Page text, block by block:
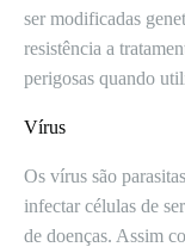
ser modificadas
resistência a
perigosas quando
Vírus
Os vírus são
infectar células de
de doenças. Assim